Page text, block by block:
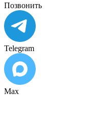
Позвонить
Telegram
Max